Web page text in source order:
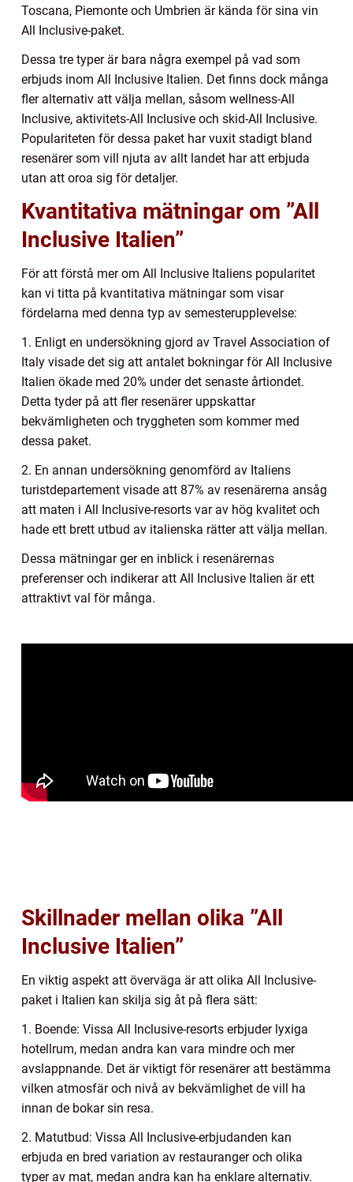
Toscana, Piemonte och Umbrien är kända för sina vin
All Inclusive-paket.
Dessa tre typer är bara några exempel på vad som
erbjuds inom All Inclusive Italien. Det finns dock många
fler alternativ att välja mellan, såsom wellness-All
Inclusive, aktivitets-All Inclusive och skid-All Inclusive.
Populariteten för dessa paket har vuxit stadigt bland
resenärer som vill njuta av allt landet har att erbjuda
utan att oroa sig för detaljer.
Kvantitativa mätningar om ”All
Inclusive Italien”
För att förstå mer om All Inclusive Italiens popularitet
kan vi titta på kvantitativa mätningar som visar
fördelarna med denna typ av semesterupplevelse:
1. Enligt en undersökning gjord av Travel Association of
Italy visade det sig att antalet bokningar för All Inclusive
Italien ökade med 20% under det senaste årtiondet.
Detta tyder på att fler resenärer uppskattar
bekvämligheten och tryggheten som kommer med
dessa paket.
2. En annan undersökning genomförd av Italiens
turistdepartement visade att 87% av resenärerna ansåg
att maten i All Inclusive-resorts var av hög kvalitet och
hade ett brett utbud av italienska rätter att välja mellan.
Dessa mätningar ger en inblick i resenärernas
preferenser och indikerar att All Inclusive Italien är ett
attraktivt val för många.
Skillnader mellan olika ”All
Inclusive Italien”
En viktig aspekt att överväga är att olika All Inclusive-
paket i Italien kan skilja sig åt på flera sätt:
1. Boende: Vissa All Inclusive-resorts erbjuder lyxiga
hotellrum, medan andra kan vara mindre och mer
avslappnande. Det är viktigt för resenärer att bestämma
vilken atmosfär och nivå av bekvämlighet de vill ha
innan de bokar sin resa.
2. Matutbud: Vissa All Inclusive-erbjudanden kan
erbjuda en bred variation av restauranger och olika
typer av mat, medan andra kan ha enklare alternativ.